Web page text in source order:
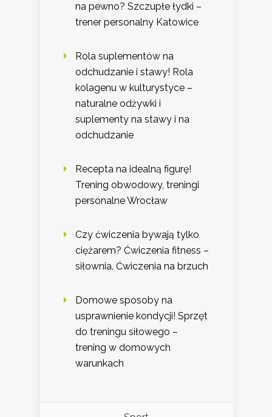
na pewno? Szczupłe łydki –
trener personalny Katowice
Rola suplementów na
odchudzanie i stawy! Rola
kolagenu w kulturystyce –
naturalne odżywki i
suplementy na stawy i na
odchudzanie
Recepta na idealną figurę!
Trening obwodowy, treningi
personalne Wrocław
Czy ćwiczenia bywają tylko
ciężarem? Ćwiczenia fitness –
siłownia. Ćwiczenia na brzuch
Domowe sposoby na
usprawnienie kondycji! Sprzęt
do treningu siłowego –
trening w domowych
warunkach